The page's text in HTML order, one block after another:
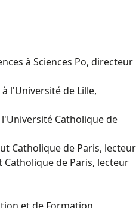
à Sciences Po, directeur
l'Université de Lille,
Catholique de
Catholique de Paris, lecteur
de Paris, lecteur